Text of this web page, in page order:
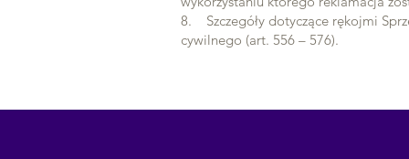
8. Szczegóły dotyczące rękojmi
cywilnego (art. 556 – 576).